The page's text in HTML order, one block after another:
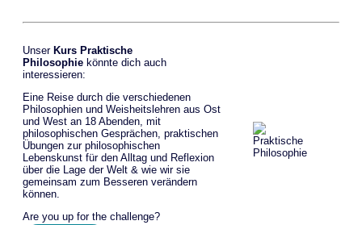
Unser Kurs Praktische
Philosophie könnte dich auch
interessieren:
Eine Reise durch die verschiedenen
Philosophien und Weisheitslehren aus Ost
und West an 18 Abenden, mit
philosophischen Gesprächen, praktischen
Übungen zur philosophischen
Lebenskunst für den Alltag und Reflexion
über die Lage der Welt & wie wir sie
gemeinsam zum Besseren verändern
können.
Are you up for the challenge?